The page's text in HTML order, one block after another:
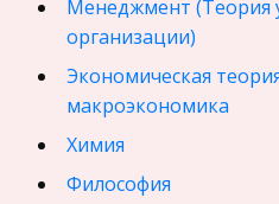
Менеджмент (Теория
организации)
Экономическая
макроэкономика
Химия
Философия